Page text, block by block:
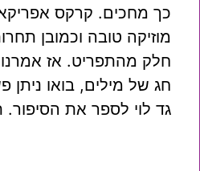
כך מחכים. קרקס
מוזיקה טובה וכמובן
חלק מהתפריט. אז
חג של מילים, בואו ניתן
גד לוי לספר את הסיפור.